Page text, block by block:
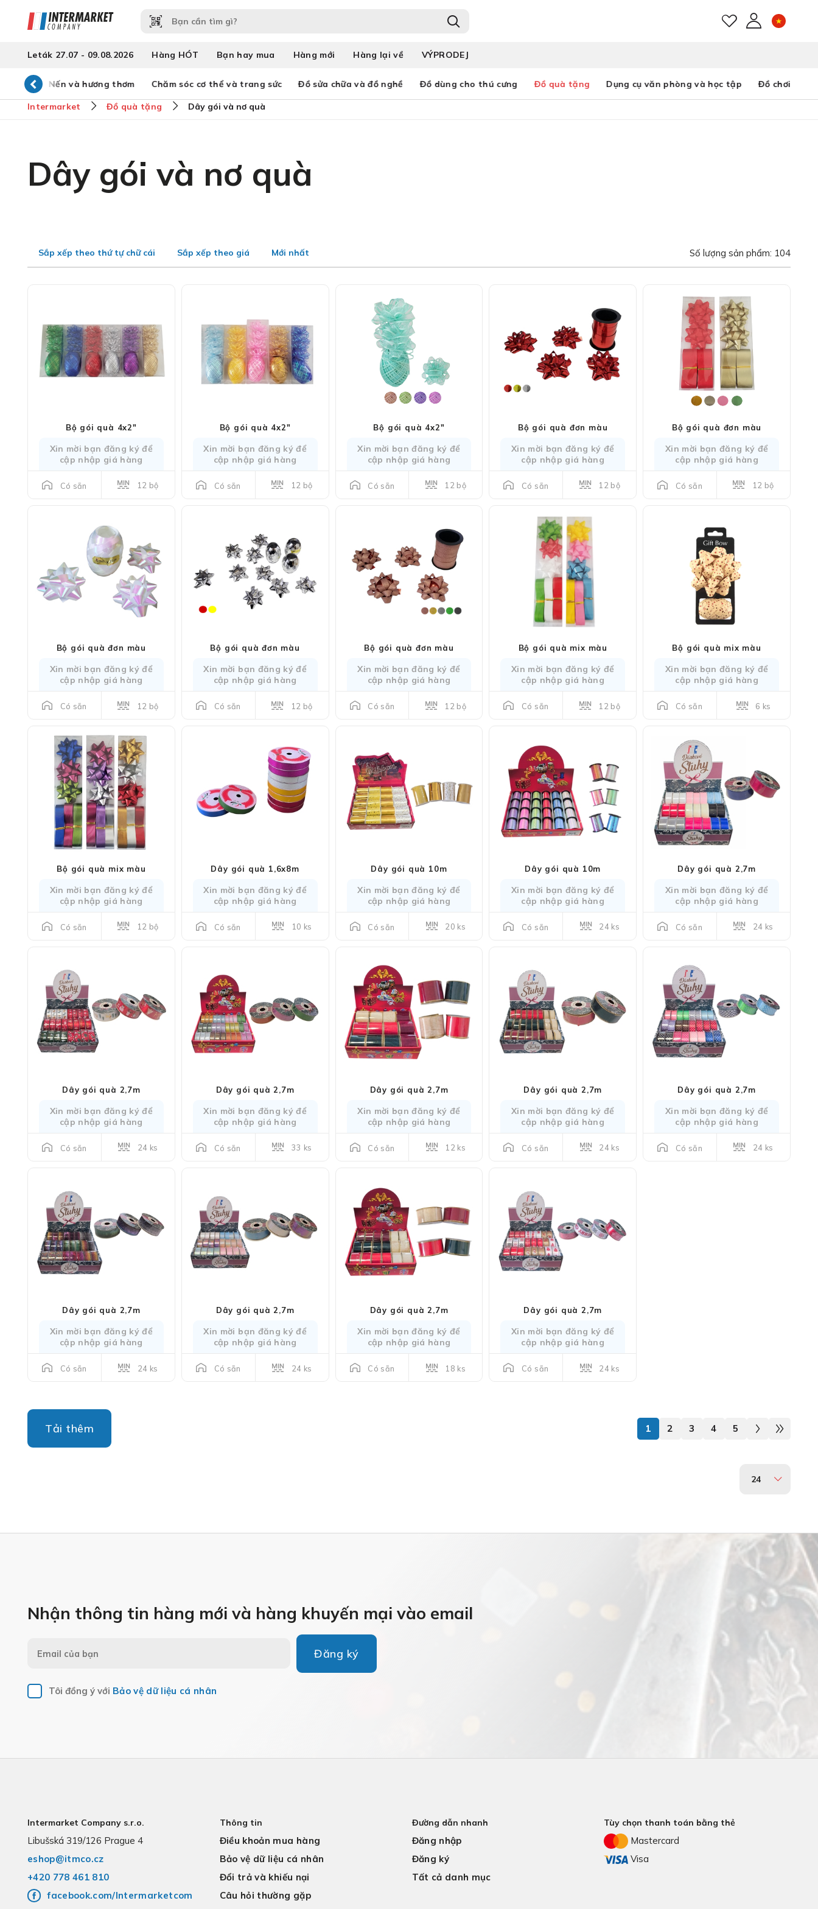
Leták 27.07 - 09.08.2026 Hàng HÓT Bạn hay mua Hàng mới Hàng lại về VÝPRODEJ
đình Nến và hương thơm Chăm sóc cơ thể và trang sức Đồ sửa chữa và đồ nghề Đồ dùng cho thú cưng Đồ quà tặng Dụng cụ văn phòng và học tập Đồ chơi
Intermarket Đồ quà tặng Dây gói và nơ quà
Dây gói và nơ quà
Sắp xếp theo thứ tự chữ cái Sắp xếp theo giá Mới nhất Số lượng sản phẩm: 104
Bộ gói quà 4x2"
Xin mời bạn đăng ký để
cập nhập giá hàng
Có sẵn 12 bộ
Bộ gói quà 4x2"
Xin mời bạn đăng ký để
cập nhập giá hàng
Có sẵn 12 bộ
Bộ gói quà 4x2"
Xin mời bạn đăng ký để
cập nhập giá hàng
Có sẵn 12 bộ
Bộ gói quà đơn màu
Xin mời bạn đăng ký để
cập nhập giá hàng
Có sẵn 12 bộ
Bộ gói quà đơn màu
Xin mời bạn đăng ký để
cập nhập giá hàng
Có sẵn 12 bộ
Bộ gói quà đơn màu
Xin mời bạn đăng ký để
cập nhập giá hàng
Có sẵn 12 bộ
Bộ gói quà đơn màu
Xin mời bạn đăng ký để
cập nhập giá hàng
Có sẵn 12 bộ
Bộ gói quà đơn màu
Xin mời bạn đăng ký để
cập nhập giá hàng
Có sẵn 12 bộ
Bộ gói quà mix màu
Xin mời bạn đăng ký để
cập nhập giá hàng
Có sẵn 12 bộ
Bộ gói quà mix màu
Xin mời bạn đăng ký để
cập nhập giá hàng
Có sẵn 6 ks
Bộ gói quà mix màu
Xin mời bạn đăng ký để
cập nhập giá hàng
Có sẵn 12 bộ
Dây gói quà 1,6x8m
Xin mời bạn đăng ký để
cập nhập giá hàng
Có sẵn 10 ks
Dây gói quà 10m
Xin mời bạn đăng ký để
cập nhập giá hàng
Có sẵn 20 ks
Dây gói quà 10m
Xin mời bạn đăng ký để
cập nhập giá hàng
Có sẵn 24 ks
Dây gói quà 2,7m
Xin mời bạn đăng ký để
cập nhập giá hàng
Có sẵn 24 ks
Dây gói quà 2,7m
Xin mời bạn đăng ký để
cập nhập giá hàng
Có sẵn 24 ks
Dây gói quà 2,7m
Xin mời bạn đăng ký để
cập nhập giá hàng
Có sẵn 33 ks
Dây gói quà 2,7m
Xin mời bạn đăng ký để
cập nhập giá hàng
Có sẵn 12 ks
Dây gói quà 2,7m
Xin mời bạn đăng ký để
cập nhập giá hàng
Có sẵn 24 ks
Dây gói quà 2,7m
Xin mời bạn đăng ký để
cập nhập giá hàng
Có sẵn 24 ks
Dây gói quà 2,7m
Xin mời bạn đăng ký để
cập nhập giá hàng
Có sẵn 24 ks
Dây gói quà 2,7m
Xin mời bạn đăng ký để
cập nhập giá hàng
Có sẵn 24 ks
Dây gói quà 2,7m
Xin mời bạn đăng ký để
cập nhập giá hàng
Có sẵn 18 ks
Dây gói quà 2,7m
Xin mời bạn đăng ký để
cập nhập giá hàng
Có sẵn 24 ks
Tải thêm 1 2 3 4 5
24
Nhận thông tin hàng mới và hàng khuyến mại vào email
Tôi đồng ý với Bảo vệ dữ liệu cá nhân
Đăng ký
Intermarket Company s.r.o.
Libušská 319/126 Prague 4
eshop@itmco.cz
+420 778 461 810
facebook.com/Intermarketcom
Thông tin
Điều khoản mua hàng
Bảo vệ dữ liệu cá nhân
Đổi trả và khiếu nại
Câu hỏi thường gặp
Đường dẫn nhanh
Đăng nhập
Đăng ký
Tất cả danh mục
Tùy chọn thanh toán bằng thẻ
Mastercard
Visa